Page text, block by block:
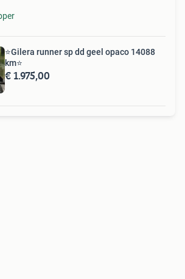
⭐️Gilera runner sp dd geel opaco 14088
km⭐️
€ 1.975,00